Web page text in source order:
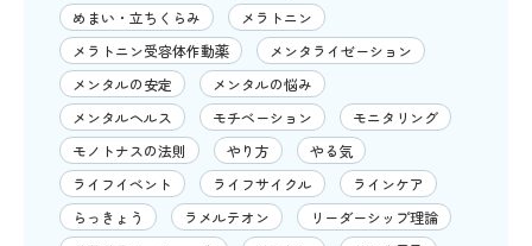
めまい・立ちくらみ
メラトニン
メラトニン受容体作動薬
メンタライゼーション
メンタルの安定
メンタルの悩み
メンタルヘルス
モチベーション
モニタリング
モノトナスの法則
やり方
やる気
ライフイベント
ライフサイクル
ラインケア
らっきょう
ラメルテオン
リーダーシップ理論